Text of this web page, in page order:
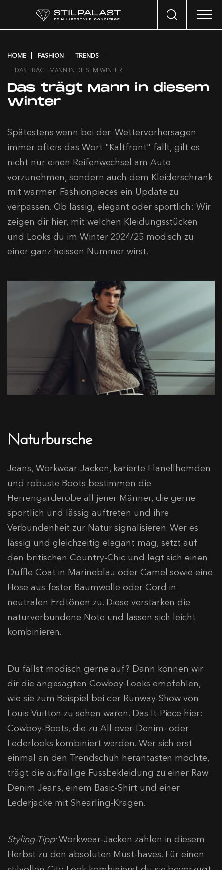
Search
HOME FASHION
TRENDS
DAS TRÄGT MANN IN DIESEM WINTER
Das trägt Mann in diesem
Winter
Spätestens wenn bei den Wettervorhersagen
immer öfters das Wort "Kaltfront" fällt, gilt es
nicht nur einen Reifenwechsel am Auto
vorzunehmen, sondern auch dem Kleiderschrank
mit warmen Fashionpieces ein Update zu
verpassen. Ob lässig, elegant oder sportlich: Wir
zeigen dir hier, mit welchen Kleidungsstücken
und Looks du im Winter 2024/25 modisch zu
einer ganz heissen Nummer wirst.
Naturbursche
Jeans, Workwear-Jacken, karierte Flanellhemden
und robuste Boots bestimmen die
Herrengarderobe all jener Männer, die gerne
sportlich und lässig auftreten und ihre
Verbundenheit zur Natur signalisieren. Wer es
lässig und gleichzeitig elegant mag, setzt auf
den britischen Country-Chic und legt sich einen
Duffle Coat in Marineblau oder Camel sowie eine
Hose aus fester Baumwolle oder Cord in
neutralen Erdtönen zu. Diese verstärken die
naturverbundene Note und lassen sich leicht
kombinieren.
Du fällst modisch gerne auf? Dann können wir
dir die angesagten Cowboy-Looks empfehlen,
wie sie zum Beispiel bei der Runway-Show von
Louis Vuitton zu sehen waren. Das It-Piece hier:
Cowboy-Boots, die zu All-over-Denim- oder
Lederlooks kombiniert werden. Wer sich erst
einmal an den Trendschuh herantasten möchte,
trägt die auffällige Fussbekleidung zu einer Raw
Denim Jeans, einem Basic-Shirt und einer
Lederjacke mit Shearling-Kragen.
Styling-Tipp:Workwear-Jacken zählen in diesem
Herbst zu den absoluten Must-haves. Für einen